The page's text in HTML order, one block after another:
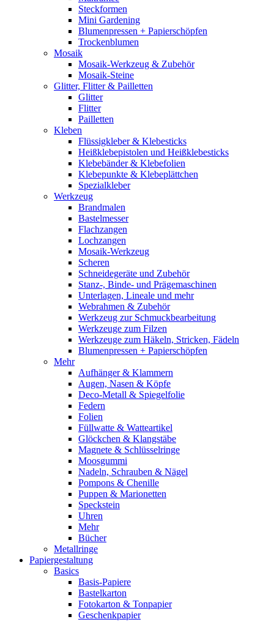
Steckformen
Mini Gardening
Blumenpressen + Papierschöpfen
Trockenblumen
Mosaik
Mosaik-Werkzeug & Zubehör
Mosaik-Steine
Glitter, Flitter & Pailletten
Glitter
Flitter
Pailletten
Kleben
Flüssigkleber & Klebesticks
Heißklebepistolen und Heißklebesticks
Klebebänder & Klebefolien
Klebepunkte & Klebeplättchen
Spezialkleber
Werkzeug
Brandmalen
Bastelmesser
Flachzangen
Lochzangen
Mosaik-Werkzeug
Scheren
Schneidegeräte und Zubehör
Stanz-, Binde- und Prägemaschinen
Unterlagen, Lineale und mehr
Webrahmen & Zubehör
Werkzeug zur Schmuckbearbeitung
Werkzeuge zum Filzen
Werkzeuge zum Häkeln, Stricken, Fädeln
Blumenpressen + Papierschöpfen
Mehr
Aufhänger & Klammern
Augen, Nasen & Köpfe
Deco-Metall & Spiegelfolie
Federn
Folien
Füllwatte & Watteartikel
Glöckchen & Klangstäbe
Magnete & Schlüsselringe
Moosgummi
Nadeln, Schrauben & Nägel
Pompons & Chenille
Puppen & Marionetten
Speckstein
Uhren
Mehr
Bücher
Metallringe
Papiergestaltung
Basics
Basis-Papiere
Bastelkarton
Fotokarton & Tonpapier
Geschenkpapier